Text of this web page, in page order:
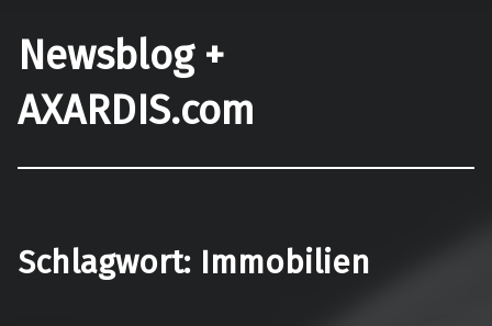
Newsblog +
AXARDIS.com
Schlagwort: Immobilien